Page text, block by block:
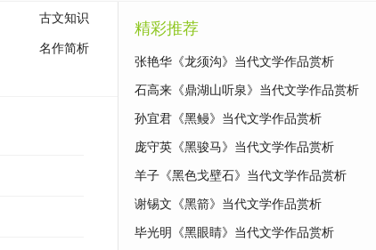
古文知识
名作简析
精彩推荐
张艳华《龙须沟》当代文学作品赏析
石高来《鼎湖山听泉》当代文学作品赏析
孙宜君《黑鳗》当代文学作品赏析
庞守英《黑骏马》当代文学作品赏析
羊子《黑色戈壁石》当代文学作品赏析
谢锡文《黑箭》当代文学作品赏析
毕光明《黑眼睛》当代文学作品赏析